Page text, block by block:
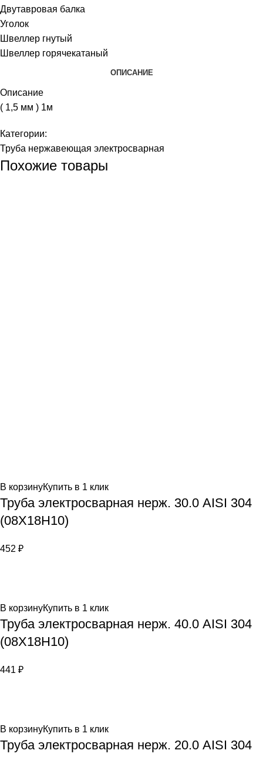
Двутавровая балка
Уголок
Швеллер гнутый
Швеллер горячекатаный
ОПИСАНИЕ
Описание
( 1,5 мм ) 1м
Категории:
Труба нержавеющая электросварная
Похожие товары
В корзинуКупить в 1 клик
Труба электросварная нерж. 30.0 AISI 304
(08Х18Н10)
452 ₽
В корзинуКупить в 1 клик
Труба электросварная нерж. 40.0 AISI 304
(08Х18Н10)
441 ₽
В корзинуКупить в 1 клик
Труба электросварная нерж. 20.0 AISI 304